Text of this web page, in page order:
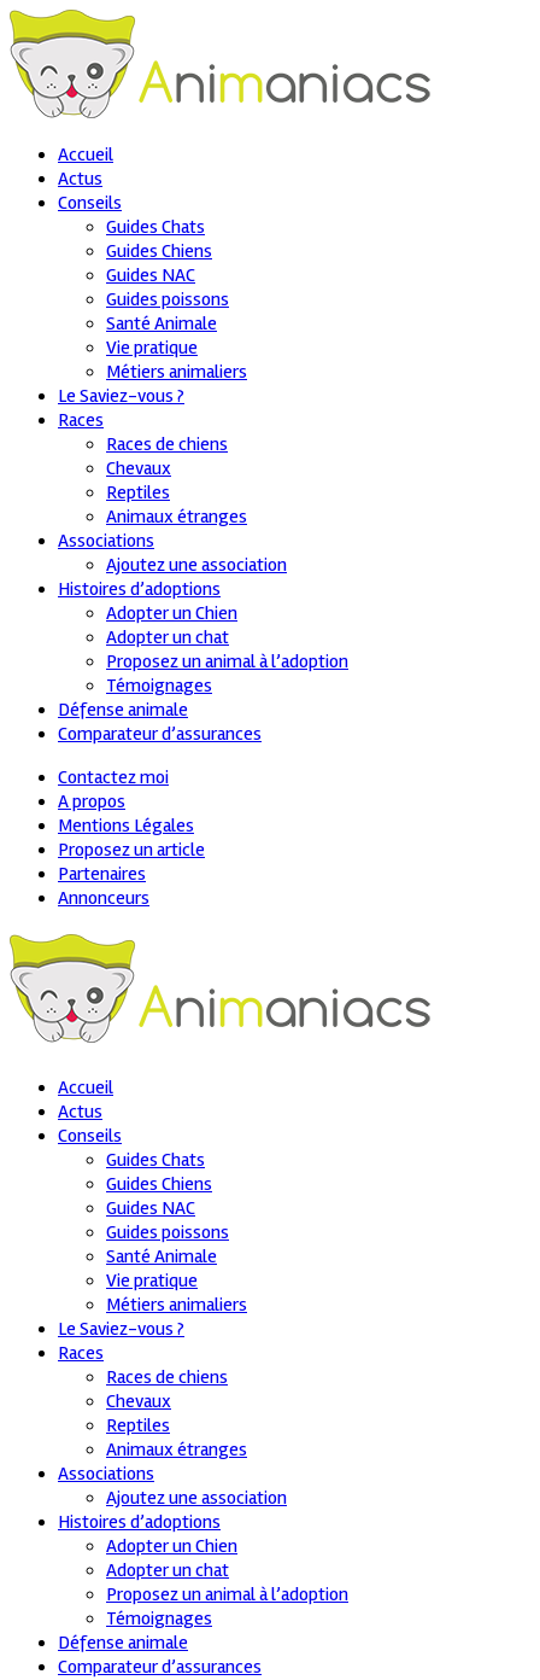
Accueil
Actus
Conseils
Guides Chats
Guides Chiens
Guides NAC
Guides poissons
Santé Animale
Vie pratique
Métiers animaliers
Le Saviez-vous ?
Races
Races de chiens
Chevaux
Reptiles
Animaux étranges
Associations
Ajoutez une association
Histoires d’adoptions
Adopter un Chien
Adopter un chat
Proposez un animal à l’adoption
Témoignages
Défense animale
Comparateur d’assurances
Contactez moi
A propos
Mentions Légales
Proposez un article
Partenaires
Annonceurs
Accueil
Actus
Conseils
Guides Chats
Guides Chiens
Guides NAC
Guides poissons
Santé Animale
Vie pratique
Métiers animaliers
Le Saviez-vous ?
Races
Races de chiens
Chevaux
Reptiles
Animaux étranges
Associations
Ajoutez une association
Histoires d’adoptions
Adopter un Chien
Adopter un chat
Proposez un animal à l’adoption
Témoignages
Défense animale
Comparateur d’assurances